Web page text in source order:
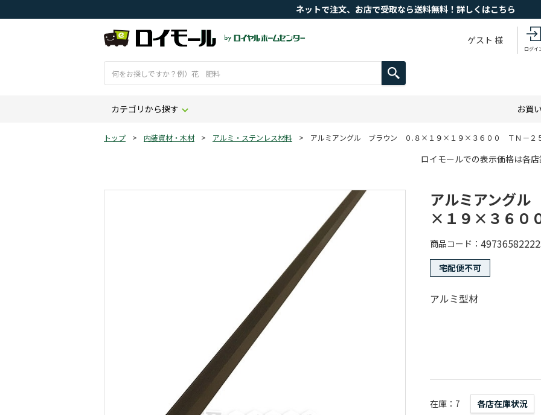
ネットで注文、お店で受取なら送料無料！詳しくはこちら
ゲスト 様
ログイ
カテゴリから探す お買
トップ > 内装資材・木材 > アルミ・ステンレス材料 > アルミアングル ブラウン ０.８×１９×１９×３６００ ＴＮ－２
ロイモールでの表示価格は各
アルミアング
×１９×３６０
商品コード
宅配便不可
アルミ型材
在庫 7 各店在庫状況